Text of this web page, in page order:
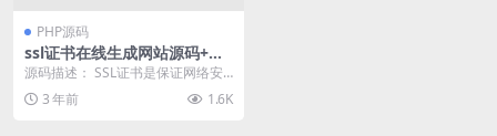
PHP源码
ssl证书在线生成网站源码+安
装教程
源码描述： SSL证书是保证网络安
全的基本保障之一。向您介绍我们
的在线生成SSL...
3 年前 1.6K